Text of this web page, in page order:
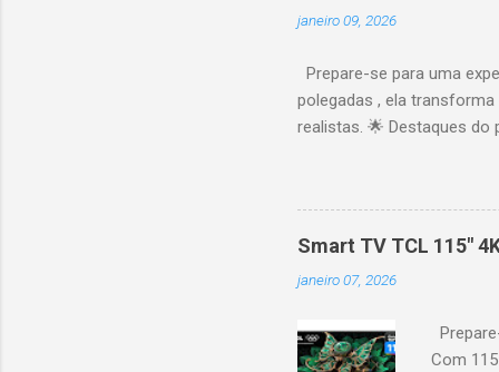
janeiro 09, 2026
Prepare-se para uma
polegadas , ela
realistas. 🌟 Destaques do
desempenho otimizado
ideal para esportes e
recomendações
mais. Google Assistente :
Altura: 153,8 cm |
Smart TV TCL 115"
janeiro 07, 2026
Com